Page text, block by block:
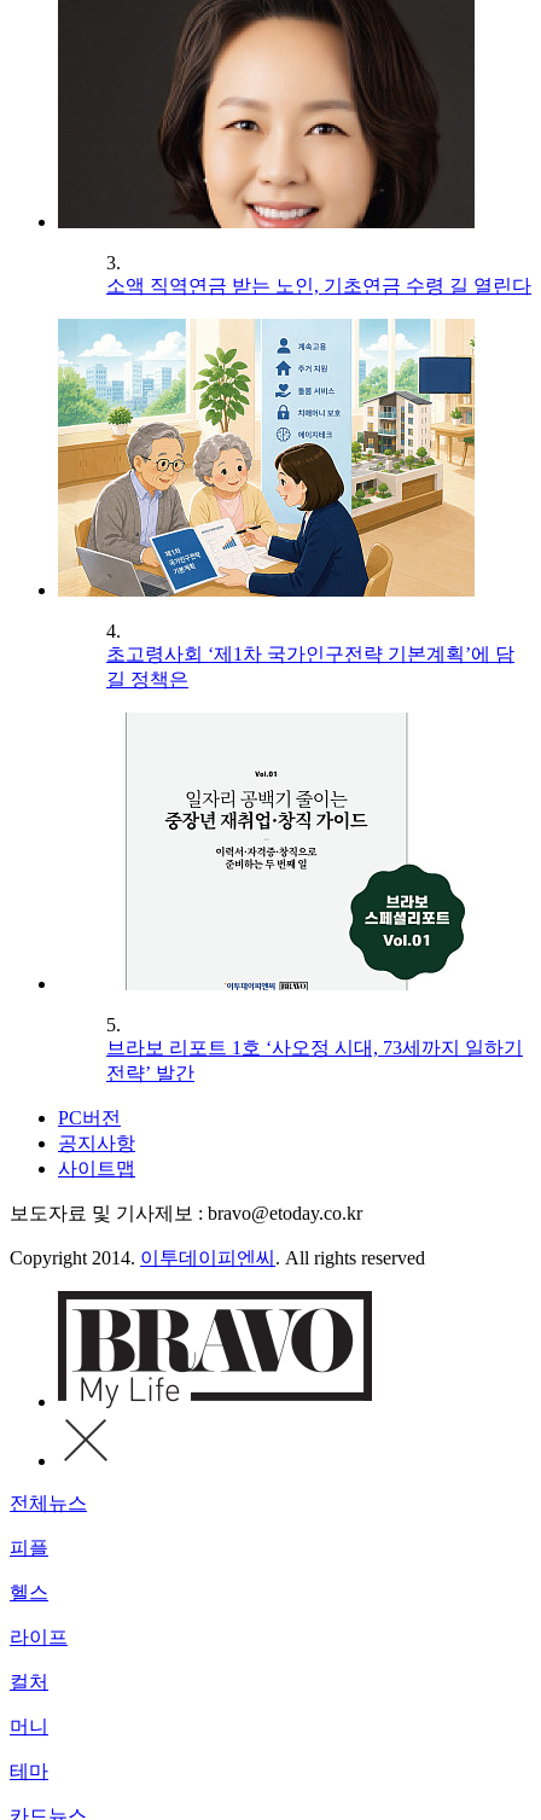
3.
소액 직역연금 받는 노인, 기초연금 수령 길 열린다
4.
초고령사회 ‘제1차 국가인구전략 기본계획’에 담
길 정책은
5.
브라보 리포트 1호 ‘사오정 시대, 73세까지 일하기
전략’ 발간
PC버전
공지사항
사이트맵
보도자료 및 기사제보 : bravo@etoday.co.kr
Copyright 2014. 이투데이피엔씨 . All rights reserved
전체뉴스
피플
헬스
라이프
컬처
머니
테마